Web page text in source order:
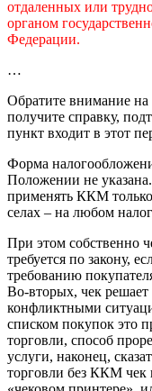
отдаленных или
органом
Федерации.
…
Обратите внимание на
получите справку,
пункт входит в этот
Форма
Положении не
применять ККМ
селах – на любом
При этом собственно
требуется по закону,
требованию
Во-вторых, чек
конфликтными
списком покупок это
торговли, способ
услуги, наконец,
торговли без ККМ чек